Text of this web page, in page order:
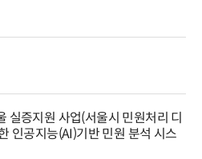
실증지원 사업(서울시 민원처리 디
인공지능(AI)기반 민원 분석 시스